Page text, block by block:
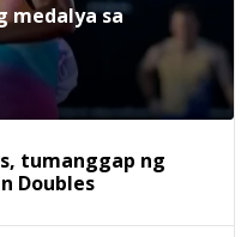
medalya sa
tumanggap ng
Doubles